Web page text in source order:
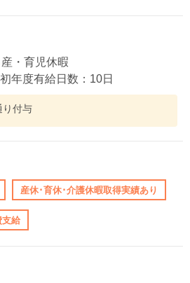
・育児休暇
年度有給日数：10日
り付与
産休･育休･介護休暇取得実績あり
支給